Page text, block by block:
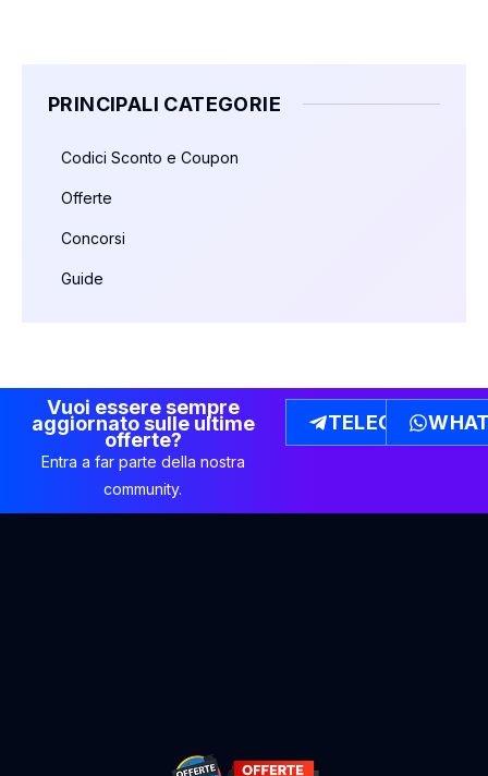
PRINCIPALI CATEGORIE
Codici Sconto e Coupon
Offerte
Concorsi
Guide
Vuoi essere sempre
aggiornato sulle ultime
offerte?
Entra a far parte della nostra
community.
TELEGRAM